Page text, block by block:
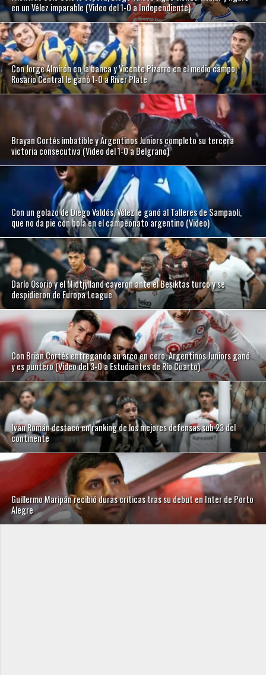
en un Vélez imparable (Video del 1-0 a Independiente)
Con Jorge Almirón en la banca y Vicente Pizarro en el medio campo,
Rosario Central le ganó 1-0 a River Plate
Brayan Cortés imbatible y Argentinos Juniors completo su tercera
victoria consecutiva (Video del 1-0 a Belgrano)
Con un golazo de Diego Valdés, Vélez le ganó al Talleres de Sampaoli,
que no da pie con bola en el campeonato argentino (Video)
Darío Osorio y el Midtjylland cayeron ante el Besiktas turco y se
despidieron de Europa League
Con Brian Cortés entregando su arco en cero, Argentinos Juniors ganó
y es puntero (Video del 3-0 a Estudiantes de Río Cuarto)
Iván Román destacó en ranking de los mejores defensas sub 23 del
continente
Guillermo Maripán recibió duras críticas tras su debut en Inter de Porto
Alegre